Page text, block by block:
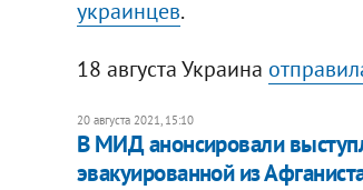
украинцев.
18 августа Украина
20 августа 2021, 15:10
В МИД анонсировали
эвакуированной из